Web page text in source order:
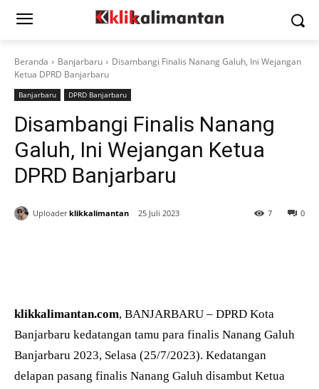
Beranda Banjarbaru
Disambangi Finalis Nanang Galuh, Ini Wejangan
Ketua DPRD Banjarbaru
Banjarbaru DPRD Banjarbaru
Disambangi Finalis Nanang
Galuh, Ini Wejangan Ketua
DPRD Banjarbaru
Uploader klikkalimantan 25 Juli 2023 0
7
klikkalimantan.com, BANJARBARU – DPRD Kota
Banjarbaru kedatangan tamu para finalis Nanang Galuh
Banjarbaru 2023, Selasa (25/7/2023). Kedatangan
delapan pasang finalis Nanang Galuh disambut Ketua